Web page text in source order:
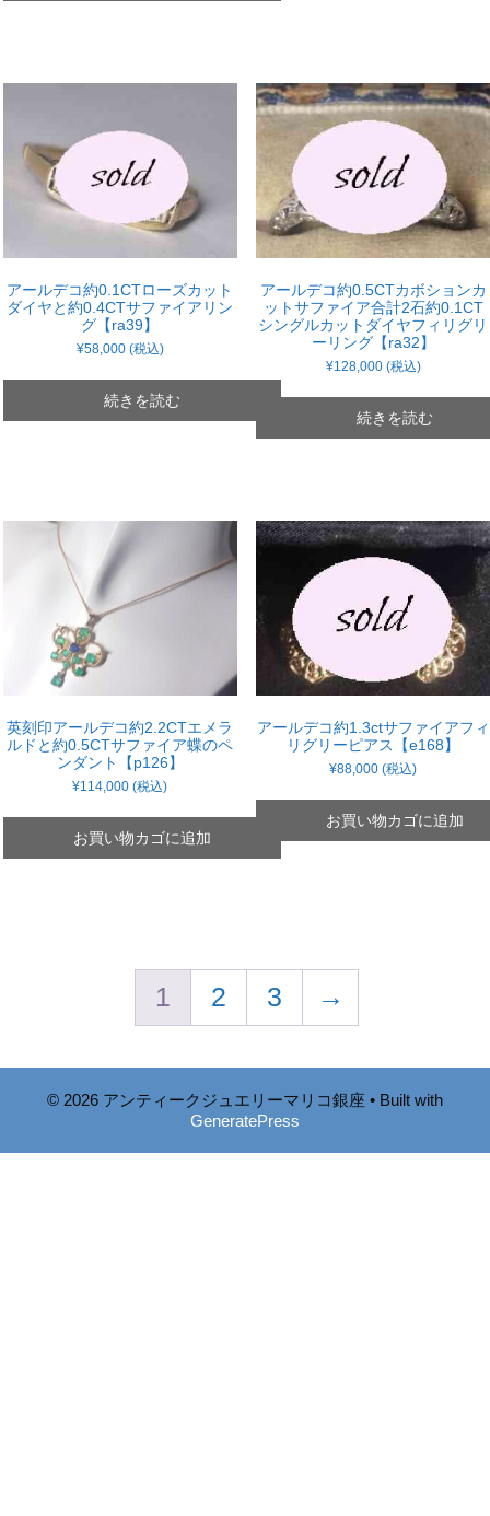
アールデコ約0.1CTローズカット
ダイヤと約0.4CTサファイアリン
グ【ra39】
¥58,000 (税込)
続きを読む
アールデコ約0.5CTカボションカ
ットサファイア合計2石約0.1CT
シングルカットダイヤフィリグリ
ーリング【ra32】
¥128,000 (税込)
続きを読む
英刻印アールデコ約2.2CTエメラ
ルドと約0.5CTサファイア蝶のペ
ンダント【p126】
¥114,000 (税込)
お買い物カゴに追加
アールデコ約1.3ctサファイアフィ
リグリーピアス【e168】
¥88,000 (税込)
お買い物カゴに追加
1 2 3 →
© 2026 アンティークジュエリーマリコ銀座 • Built with
GeneratePress